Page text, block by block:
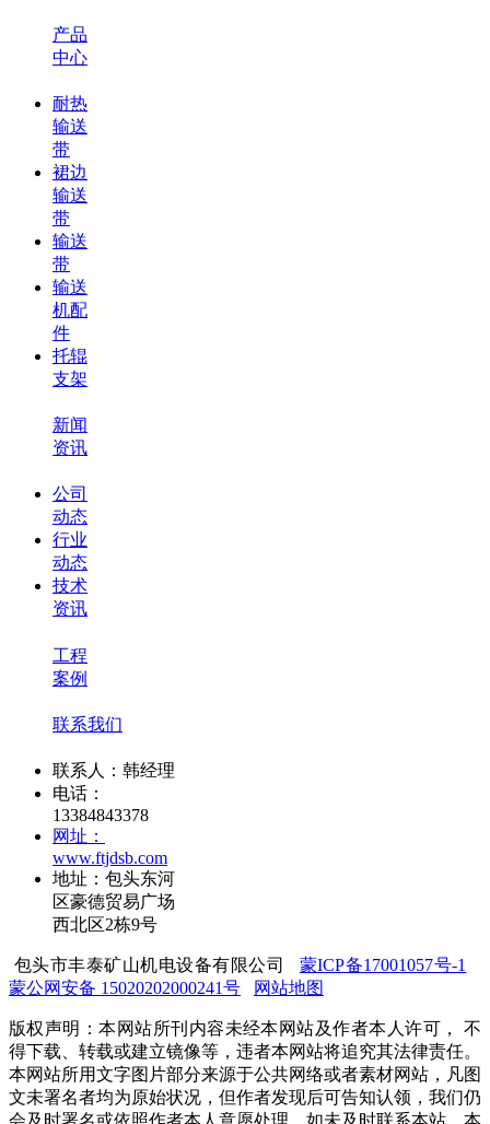
产品
中心
耐热
输送
带
裙边
输送
带
输送
带
输送
机配
件
托辊
支架
新闻
资讯
公司
动态
行业
动态
技术
资讯
工程
案例
联系我们
联系人：韩经理
电话：
13384843378
网址：
www.ftjdsb.com
地址：包头东河
区豪德贸易广场
西北区2栋9号
包头市丰泰矿山机电设备有限公司 蒙ICP备17001057号-1
蒙公网安备 15020202000241号
网站地图
版权声明：本网站所刊内容未经本网站及作者本人许可， 不
得下载、转载或建立镜像等，违者本网站将追究其法律责任。
本网站所用文字图片部分来源于公共网络或者素材网站，凡图
文未署名者均为原始状况，但作者发现后可告知认领，我们仍